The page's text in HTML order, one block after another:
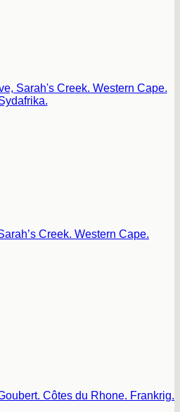
Creek. Western Cape.